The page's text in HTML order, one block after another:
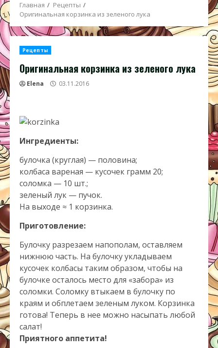
Главная
Рецепты
Оригинальная корзинка из зеленого лука
Рецепты
Оригинальная корзинка из зеленого лука
Elena 03.11.2016
Ингредиенты:
булочка (круглая) — половина;
колбаса вареная — кусочек грамм 20;
соломка — 10 шт.;
зеленый лук — пучок.
На выходе ≈ 1 корзинка.
Приготовление:
Булочку разрезаем напополам, оставляем
нижнюю часть. На булочку укладываем
кусочек колбасы таким образом, чтобы на
булочке осталось место для «забора» из
соломки. Соломку втыкаем в булочку по
краям и обплетаем зеленым луком. Корзинка
готова! Теперь в нее можно насыпать любой
салат!
Приятного аппетита!